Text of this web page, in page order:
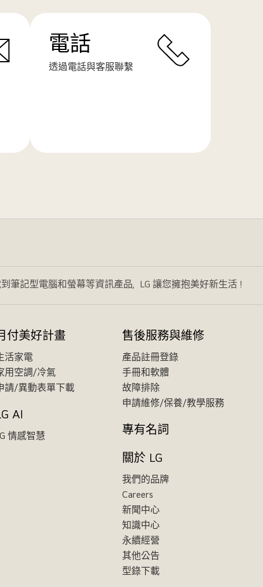
電話
透過電話與客服聯繫
筆記型電腦和螢幕等資訊產品，LG 讓您擁抱美好新生活！
付美好計畫
活家電
用空調/冷氣
請/異動表單下載
AI
情感智慧
售後服務與維修
產品註冊登錄
手冊和軟體
故障排除
申請維修/保養/教學服務
專有名詞
關於 LG
我們的品牌
Careers
新聞中心
知識中心
永續經營
其他公告
型錄下載